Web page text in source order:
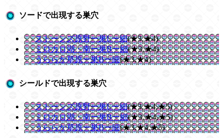
ソードで出現する巣穴
ストーンズ原野ー巣Lー細(★3,★4)
ミロカロ湖・南ー巣Bー細(★3,★4)
うららか草原ー巣Bー細(★3,★4)
シールドで出現する巣穴
ストーンズ原野ー巣Lー細(★3,★4,★5)
ミロカロ湖・南ー巣Bー細(★3,★4,★5)
うららか草原ー巣Bー細(★3,★4,★5)